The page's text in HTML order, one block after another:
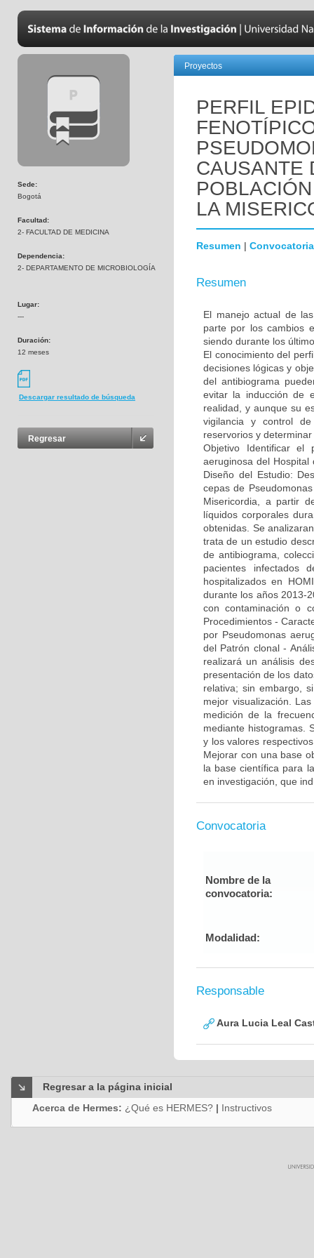
Sede:
Bogotá
Facultad:
2- FACULTAD DE MEDICINA
Dependencia:
2- DEPARTAMENTO DE MICROBIOLOGÍA
Lugar:
---
Duración:
12 meses
Descargar resultado de búsqueda
Regresar
Proyectos
PERFIL
CAUSANTE
LA
Resumen | Convocatoria
Resumen
El manejo actual de
parte por los cambios
siendo durante los
El conocimiento del
decisiones lógicas y
del antibiograma
evitar la inducción de
realidad, y aunque su
vigilancia y control
reservorios y
Objetivo Identificar el
aeruginosa del
Diseño del Estudio:
cepas de
Misericordia, a partir
líquidos corporales
obtenidas. Se
trata de un estudio
de antibiograma,
pacientes infectados
hospitalizados en
durante los años 2013-
con contaminación o
Procedimientos -
por Pseudomonas
del Patrón clonal -
realizará un análisis
presentación de los
relativa; sin embargo,
mejor visualización.
medición de la
mediante histogramas.
y los valores
Mejorar con una base
la base científica para
en investigación, que
Convocatoria
Nombre de la
convocatoria:
Modalidad:
Responsable
Aura Lucia Leal
Regresar a la página inicial
Acerca de Hermes: ¿Qué es HERMES? | Instructivos